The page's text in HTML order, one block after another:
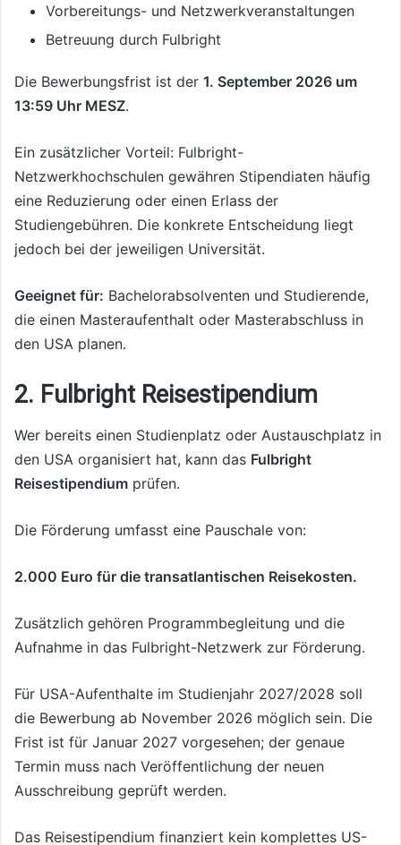
Vorbereitungs- und Netzwerkveranstaltungen
Betreuung durch Fulbright
Die Bewerbungsfrist ist der 1. September 2026 um
13:59 Uhr MESZ.
Ein zusätzlicher Vorteil: Fulbright-
Netzwerkhochschulen gewähren Stipendiaten häufig
eine Reduzierung oder einen Erlass der
Studiengebühren. Die konkrete Entscheidung liegt
jedoch bei der jeweiligen Universität.
Geeignet für: Bachelorabsolventen und Studierende,
die einen Masteraufenthalt oder Masterabschluss in
den USA planen.
2. Fulbright Reisestipendium
Wer bereits einen Studienplatz oder Austauschplatz in
den USA organisiert hat, kann das Fulbright
Reisestipendium prüfen.
Die Förderung umfasst eine Pauschale von:
2.000 Euro für die transatlantischen Reisekosten.
Zusätzlich gehören Programmbegleitung und die
Aufnahme in das Fulbright-Netzwerk zur Förderung.
Für USA-Aufenthalte im Studienjahr 2027/2028 soll
die Bewerbung ab November 2026 möglich sein. Die
Frist ist für Januar 2027 vorgesehen; der genaue
Termin muss nach Veröffentlichung der neuen
Ausschreibung geprüft werden.
Das Reisestipendium finanziert kein komplettes US-